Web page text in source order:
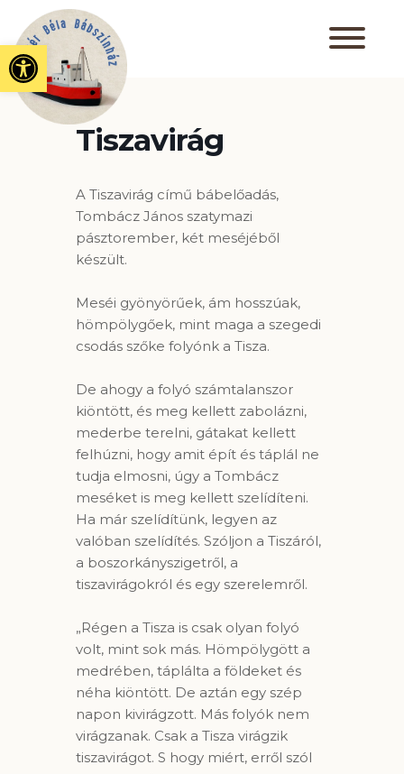
Eszköztár megnyitása
Tiszavirág
A Tiszavirág című bábelőadás,
Tombácz János szatymazi
pásztorember, két meséjéből
készült.
Meséi gyönyörűek, ám hosszúak,
hömpölygőek, mint maga a szegedi
csodás szőke folyónk a Tisza.
De ahogy a folyó számtalanszor
kiöntött, és meg kellett zabolázni,
mederbe terelni, gátakat kellett
felhúzni, hogy amit épít és táplál ne
tudja elmosni, úgy a Tombácz
meséket is meg kellett szelídíteni.
Ha már szelídítünk, legyen az
valóban szelídítés. Szóljon a Tiszáról,
a boszorkányszigetről, a
tiszavirágokról és egy szerelemről.
„Régen a Tisza is csak olyan folyó
volt, mint sok más. Hömpölygött a
medrében, táplálta a földeket és
néha kiöntött. De aztán egy szép
napon kivirágzott. Más folyók nem
virágzanak. Csak a Tisza virágzik
tiszavirágot. S hogy miért, erről szól